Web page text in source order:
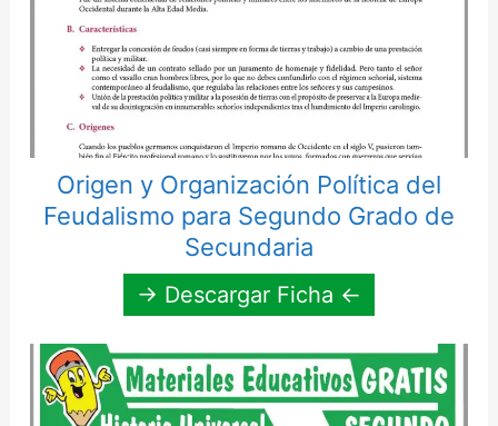
Origen y Organización Política del
Feudalismo para Segundo Grado de
Secundaria
→ Descargar Ficha ←